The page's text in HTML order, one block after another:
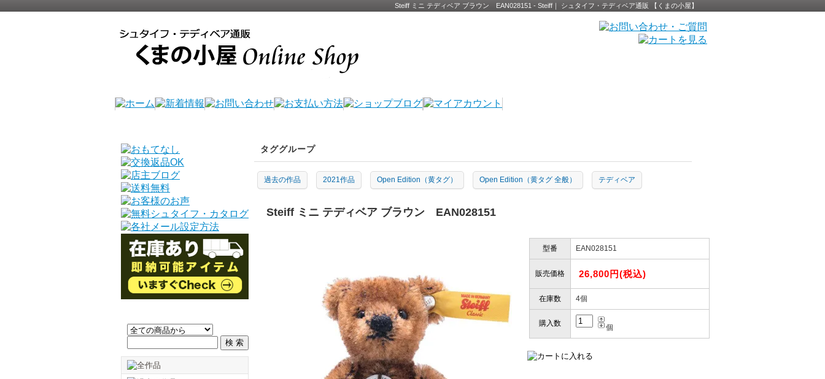
Steiff ミニ テディベア ブラウン EAN028151 - Steiff｜ シュタイフ・テディベア通販 【くまの小屋】
タググループ
過去の作品 2021作品 Open Edition（黄タグ） Open Edition（黄タグ 全般） テディベア
Steiff ミニ テディベア ブラウン EAN028151
型番 EAN028151
販売価格 26,800円(税込)
在庫数 4個
購入数 個